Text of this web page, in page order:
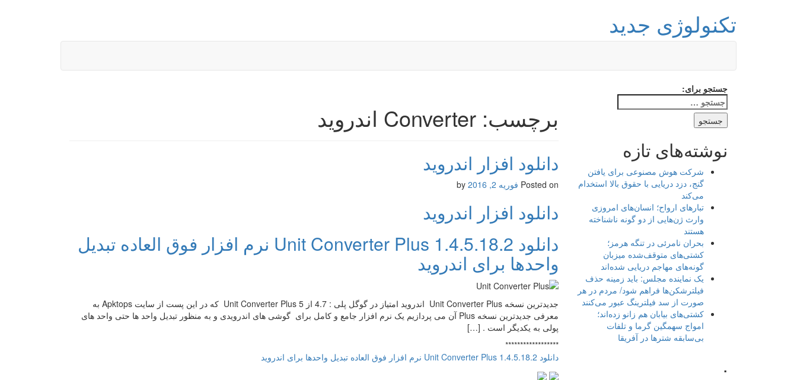
تکنولوژی جدید
برچسب: Converter اندروید
دانلود افزار اندروید
Posted on فوریه 2, 2016
دانلود افزار اندروید
دانلود Unit Converter Plus 1.4.5.18.2 نرم افزار فوق العاده تبدیل
واحدها برای اندروید
جدیدترین نسخه Unit Converter Plus اندروید امتیاز در گوگل پلی : 4.7 از 5 Unit Converter Plus که در این پست از سایت Apktops به
معرفی جدیدترین نسخه Plus آن می پردازیم یک نرم افزار جامع و کامل برای گوشی های اندرویدی و به منظور تبدیل واحد ها حتی واحد های
پولی به یکدیگر است . […]
******************
دانلود Unit Converter Plus 1.4.5.18.2 نرم افزار فوق العاده تبدیل واحدها برای اندروید
جستجو برای:
نوشته‌های تازه
شرکت هوش مصنوعی برای یافتن
گنج، دزد دریایی با حقوق بالا استخدام
می‌کند
تبارهای ارواح؛ انسان‌های امروزی
وارث ژن‌هایی از دو گونه ناشناخته
هستند
بحران نامرئی در تنگه هرمز؛
کشتی‌های متوقف‌شده میزبان
گونه‌های مهاجم دریایی شده‌اند
یک نماینده مجلس: باید زمینه حذف
فیلترشکن‌ها فراهم شود/ مردم در هر
صورت از سد فیلترینگ عبور می‌کنند
کشتی‌های بیابان هم زانو زده‌اند؛
امواج سهمگین گرما و تلفات
بی‌سابقه شترها در آفریقا
.